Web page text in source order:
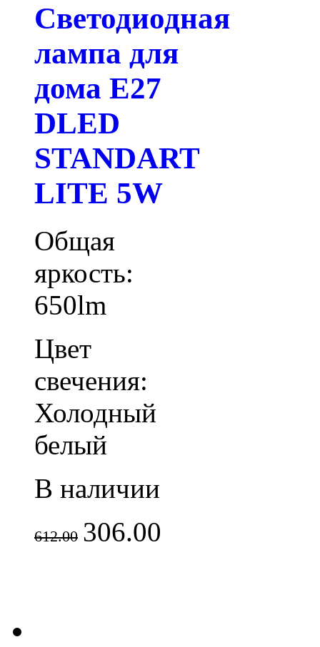
Светодиодная
лампа для
дома E27
DLED
STANDART
LITE 5W
Общая
яркость:
650lm
Цвет
свечения:
Холодный
белый
В наличии
612.00 306.00